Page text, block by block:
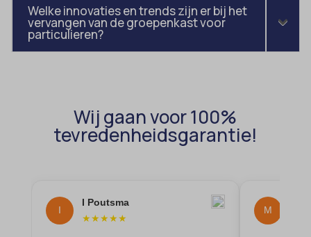
Welke innovaties en trends zijn er bij het
vervangen van de groepenkast voor
particulieren?
Wij gaan voor 100%
tevredenheidsgarantie!
I
I Poutsma
★★★★★
M
sensorsdata2015jssdkcross
snconsent
ssm_au_c
twCookieConsent